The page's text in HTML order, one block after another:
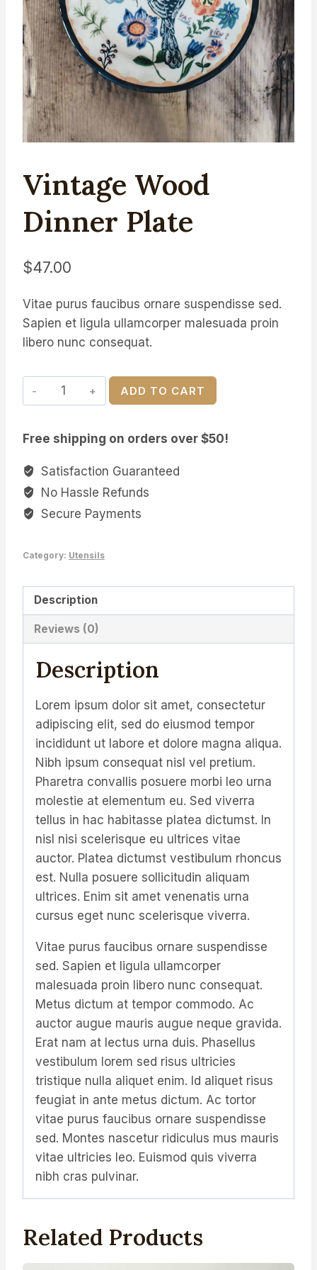
Vintage Wood
Dinner Plate
$47.00
Vitae purus faucibus ornare suspendisse sed.
Sapien et ligula ullamcorper malesuada proin
libero nunc consequat.
Vintage
Wood
Plate
ADD TO CART
Free shipping on orders over $50!
Satisfaction Guaranteed
No Hassle Refunds
Secure Payments
Category: Utensils
Description
Reviews (0)
Description
Lorem ipsum dolor sit amet, consectetur
adipiscing elit, sed do eiusmod tempor
incididunt ut labore et dolore magna aliqua.
Nibh ipsum consequat nisl vel pretium.
Pharetra convallis posuere morbi leo urna
molestie at elementum eu. Sed viverra
tellus in hac habitasse platea dictumst. In
nisl nisi scelerisque eu ultrices vitae
auctor. Platea dictumst vestibulum rhoncus
est. Nulla posuere sollicitudin aliquam
ultrices. Enim sit amet venenatis urna
cursus eget nunc scelerisque viverra.
Vitae purus faucibus ornare suspendisse
sed. Sapien et ligula ullamcorper
malesuada proin libero nunc consequat.
Metus dictum at tempor commodo. Ac
auctor augue mauris augue neque gravida.
Erat nam at lectus urna duis. Phasellus
vestibulum lorem sed risus ultricies
tristique nulla aliquet enim. Id aliquet risus
feugiat in ante metus dictum. Ac tortor
vitae purus faucibus ornare suspendisse
sed. Montes nascetur ridiculus mus mauris
vitae ultricies leo. Euismod quis viverra
nibh cras pulvinar.
Related Products